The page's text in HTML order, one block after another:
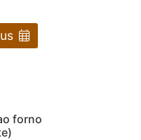
forno